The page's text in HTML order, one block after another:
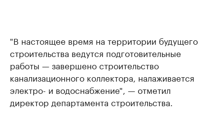
"В настоящее время на территории будущего
строительства ведутся подготовительные
работы — завершено строительство
канализационного коллектора, налаживается
электро- и водоснабжение", — отметил
директор департамента строительства.